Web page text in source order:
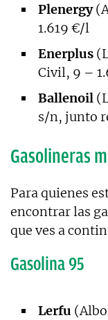
Plenergy
1.619 €/l
Enerplus
Civil, 9 –
Ballenoil
s/n, junto
Gasolineras
Para quienes
encontrar las
que ves a
Gasolina 95
Lerfu